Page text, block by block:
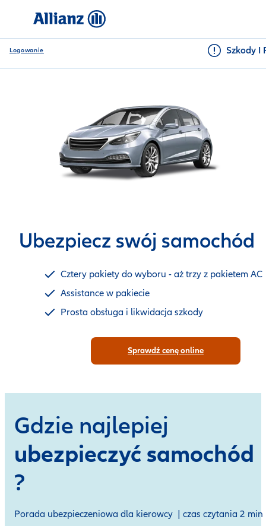
Logowanie Szkody I
Ubezpiecz swój samochód
Cztery pakiety do wyboru - aż trzy z pakietem AC
Assistance w pakiecie
Prosta obsługa i likwidacja szkody
Sprawdź cenę online
Gdzie najlepiej
ubezpieczyć samochód
?
Porada ubezpieczeniowa dla kierowcy | czas czytania 2 min